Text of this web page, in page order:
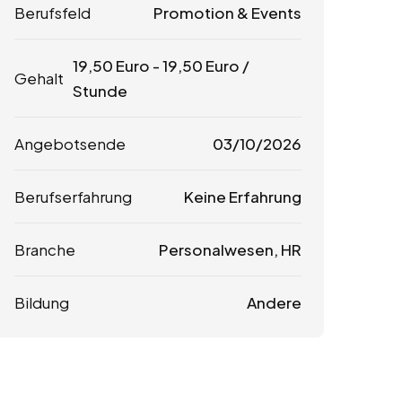
Berufsfeld Promotion & Events
Gehalt
19,50 Euro -19,50 Euro /
Stunde
Angebotsende 03/10/2026
Berufserfahrung Keine Erfahrung
Branche Personalwesen, HR
Bildung Andere